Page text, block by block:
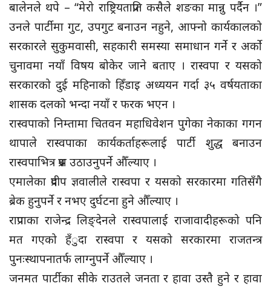
बालेनले थपे – “मेरो राष्ट्रियताप्रति कसैले शङका मान्नु पर्दैन ।”
उनले पार्टीमा गुट, उपगुट बनाउन नहुने, आफ्नो कार्यकालको
सरकारले सुकुमवासी, सहकारी समस्या समाधान गर्ने र अर्को
चुनावमा नयाँ विषय बोकेर जाने बताए । रास्वपा र यसको
सरकारको दुई महिनाको हिँडाइ अध्ययन गर्दा ३५ वर्षयताका
शासक दलको भन्दा नयाँ र फरक भएन ।
रास्वपाको निम्तामा चितवन महाधिवेशन पुगेका नेकाका गगन
थापाले रास्वपाका कार्यकर्ताहरूलाई पार्टी शुद्ध बनाउन
रास्वपाभित्र प्रश्न उठाउनुपर्ने औँल्याए ।
एमालेका प्रदीप ज्ञवालीले रास्वपा र यसको सरकारमा गतिसँगै
ब्रेक हुनुपर्ने र नभए दुर्घटना हुने औँल्याए ।
राप्रपाका राजेन्द्र लिङ्देनले रास्वपालाई राजावादीहरूको पनि
मत गएको हँुदा रास्वपा र यसको सरकारमा राजतन्त्र
पुनःस्थापनातर्फ लाग्नुपर्ने औँल्याए ।
जनमत पार्टीका सीके राउतले जनता र हावा उस्तै हुने र हावा